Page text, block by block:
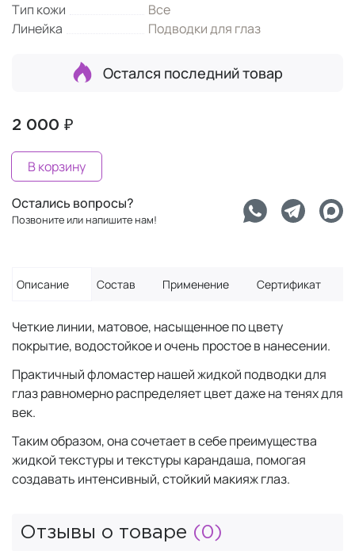
Тип кожи
Все
Линейка
Подводки для глаз
Остался последний товар
2 000 ₽
В корзину
Остались вопросы?
Позвоните или напишите нам!
Описание Состав Применение Сертификат
Четкие линии, матовое, насыщенное по цвету
покрытие, водостойкое и очень простое в нанесении.
Практичный фломастер нашей жидкой подводки для
глаз равномерно распределяет цвет даже на тенях для
век.
Таким образом, она сочетает в себе преимущества
жидкой текстуры и текстуры карандаша, помогая
создавать интенсивный, стойкий макияж глаз.
Отзывы о товаре (0)